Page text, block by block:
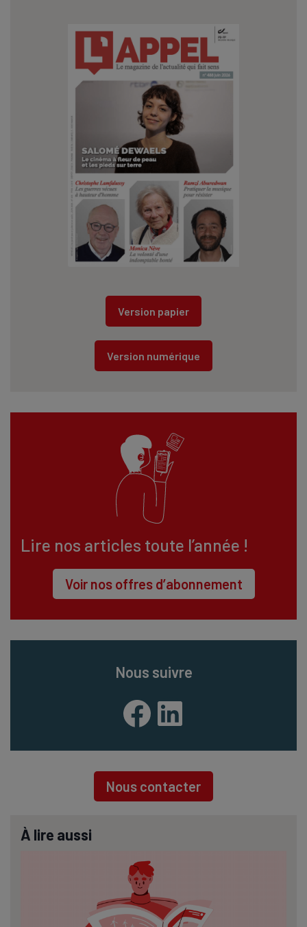
Version papier
Version numérique
Lire nos articles toute l’année !
Voir nos offres d’abonnement
Nous suivre
Facebook LinkedIn
Nous contacter
À lire aussi